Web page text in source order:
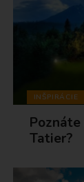
INŠPIRÁCIE
Tatier?